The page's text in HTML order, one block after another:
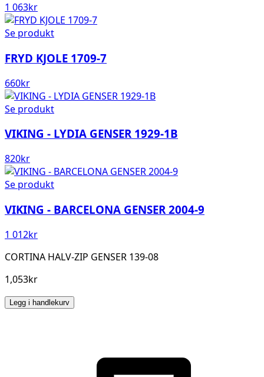
1 063kr
Se produkt
FRYD KJOLE 1709-7
660kr
Se produkt
VIKING - LYDIA GENSER 1929-1B
820kr
Se produkt
VIKING - BARCELONA GENSER 2004-9
1 012kr
CORTINA HALV-ZIP GENSER 139-08
1,053kr
Legg i handlekurv